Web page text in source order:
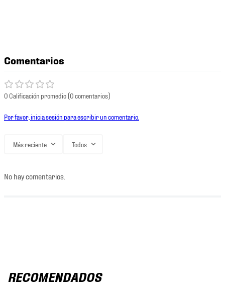
Comentarios
0 Calificación promedio(0 comentarios)
Por favor, inicia sesión para escribir un comentario.
Más reciente Todos
No hay comentarios.
RECOMENDADOS